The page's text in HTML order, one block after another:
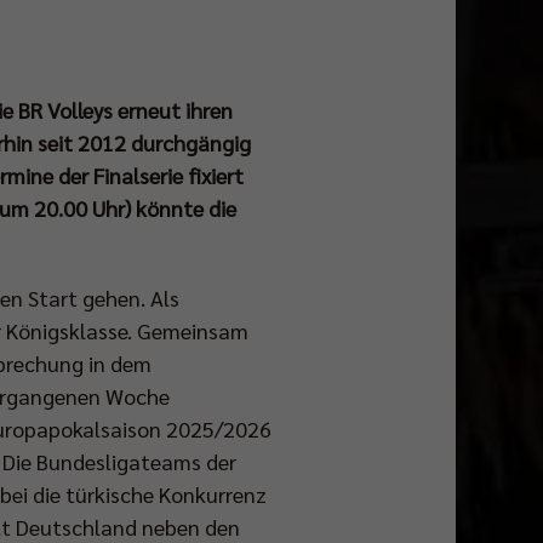
BR Volleys erneut ihren
seit 2012 durchgängig
der Finalserie fixiert
20.00 Uhr) könnte die
Start gehen. Als
Gemeinsam
in dem
Woche
2025/2026
Bundesligateams der
die türkische Konkurrenz
Deutschland neben den